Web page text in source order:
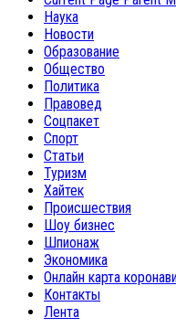
Наука
Новости
Образование
Общество
Политика
Правовед
Соцпакет
Спорт
Статьи
Туризм
Хайтек
Происшествия
Шоу бизнес
Шпионаж
Экономика
Онлайн карта
Контакты
Лента